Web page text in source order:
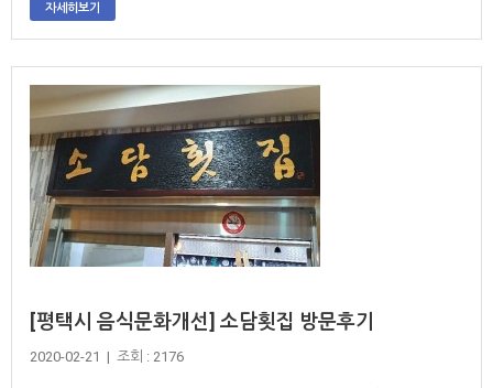
자세히보기
[평택시 음식문화개선] 소담횟집 방문후기
2020-02-21 | 조회 : 2176